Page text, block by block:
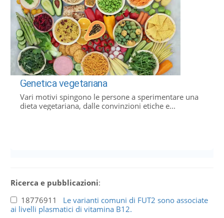
Genetica vegetariana
Vari motivi spingono le persone a sperimentare una
dieta vegetariana, dalle convinzioni etiche e...
Ricerca e pubblicazioni:
18776911 Le varianti comuni di FUT2 sono associate
ai livelli plasmatici di vitamina B12.